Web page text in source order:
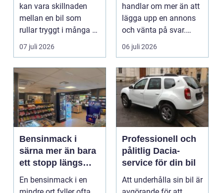
kan vara skillnaden
mellan en bil som
rullar tryggt i många år
och återkommande ...
07 juli 2026
handlar om mer än att
lägga upp en annons
och vänta på svar.
Många vill få en bra
p...
06 juli 2026
Bensinmack i
särna mer än bara
ett stopp längs
vägen
En bensinmack i en
Professionell och
pålitlig Dacia-
service för din bil
Att underhålla sin bil är